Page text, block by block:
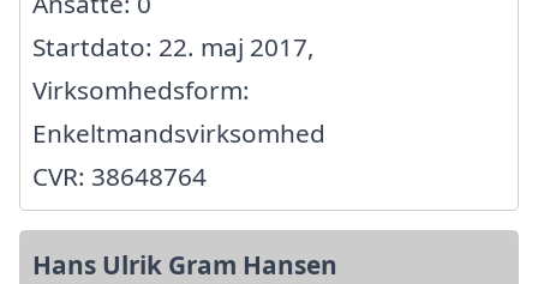
Startdato: 22. maj 2017,
Virksomhedsform:
Enkeltmandsvirksomhed
CVR: 38648764
Hans Ulrik Gram Hansen